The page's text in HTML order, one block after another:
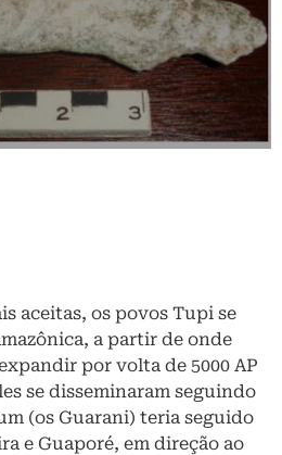
aceitas, os povos Tupi se
a partir de onde
por volta de 5000 AP
se disseminaram seguindo
(os Guarani) teria seguido
e Guaporé, em direção ao